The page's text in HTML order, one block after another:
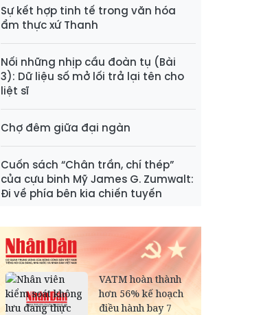
Sự kết hợp tinh tế trong văn hóa
ẩm thực xứ Thanh
Nối những nhịp cầu đoàn tụ (Bài
3): Dữ liệu số mở lối trả lại tên cho
liệt sĩ
Chợ đêm giữa đại ngàn
Cuốn sách “Chân trần, chí thép”
của cựu binh Mỹ James G. Zumwalt:
Đi về phía bên kia chiến tuyến